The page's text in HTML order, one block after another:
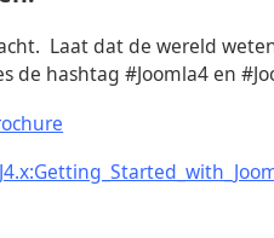
Laat dat de wereld
de hashtag #Joomla4 en